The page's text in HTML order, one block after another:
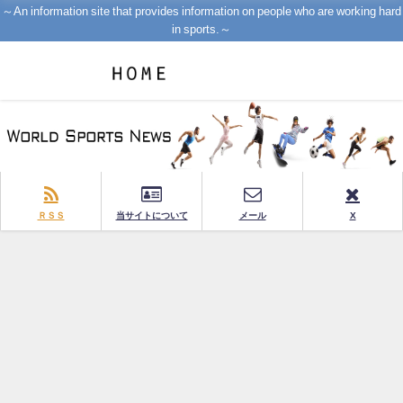
～An information site that provides information on people who are working hard
in sports.～
ＲＳＳ 当サイトについて メール X